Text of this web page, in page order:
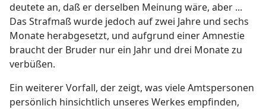
deutete an, daß er derselben Meinung wäre, aber ...
Das Strafmaß wurde jedoch auf zwei Jahre und sechs
Monate herabgesetzt, und aufgrund einer Amnestie
braucht der Bruder nur ein Jahr und drei Monate zu
verbüßen.
Ein weiterer Vorfall, der zeigt, was viele Amtspersonen
persönlich hinsichtlich unseres Werkes empfinden,